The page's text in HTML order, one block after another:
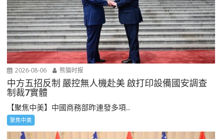
2026-08-06 熊猫时报
中方五招反制 嚴控無人機赴美 啟打印設備國安調查
制裁7實體
【聚焦中美】中國商務部昨連發多項...
聚焦中美